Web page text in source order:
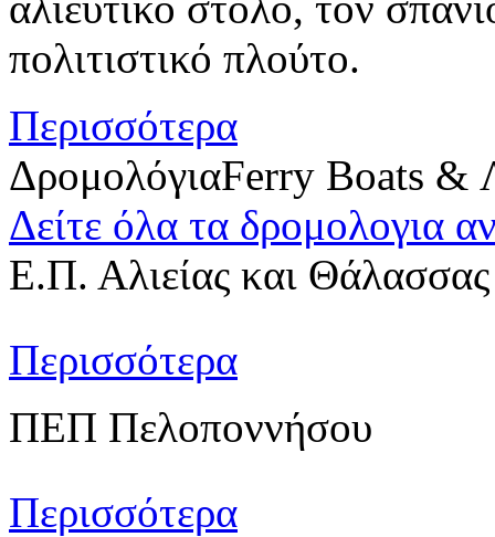
πολιτιστικό πλούτο.
Περισσότερα
ΔρομολόγιαFerry Boats &
Δείτε όλα τα δρομολογια
Ε.Π. Αλιείας και Θάλασσας
Περισσότερα
ΠΕΠ Πελοποννήσου
Περισσότερα